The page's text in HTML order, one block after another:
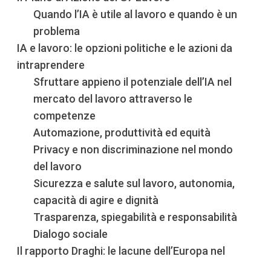
Quando l’IA è utile al lavoro e quando è un
problema
IA e lavoro: le opzioni politiche e le azioni da
intraprendere
Sfruttare appieno il potenziale dell’IA nel
mercato del lavoro attraverso le
competenze
Automazione, produttività ed equità
Privacy e non discriminazione nel mondo
del lavoro
Sicurezza e salute sul lavoro, autonomia,
capacità di agire e dignità
Trasparenza, spiegabilità e responsabilità
Dialogo sociale
Il rapporto Draghi: le lacune dell’Europa nel